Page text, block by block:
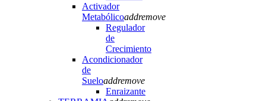
Activador
Metabólicoaddremove
Regulador
de
Crecimiento
Acondicionador
de
Sueloaddremove
Enraizante